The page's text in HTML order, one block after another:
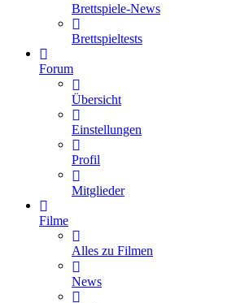
Brettspiele-News
Brettspieltests
Forum
Übersicht
Einstellungen
Profil
Mitglieder
Filme
Alles zu Filmen
News